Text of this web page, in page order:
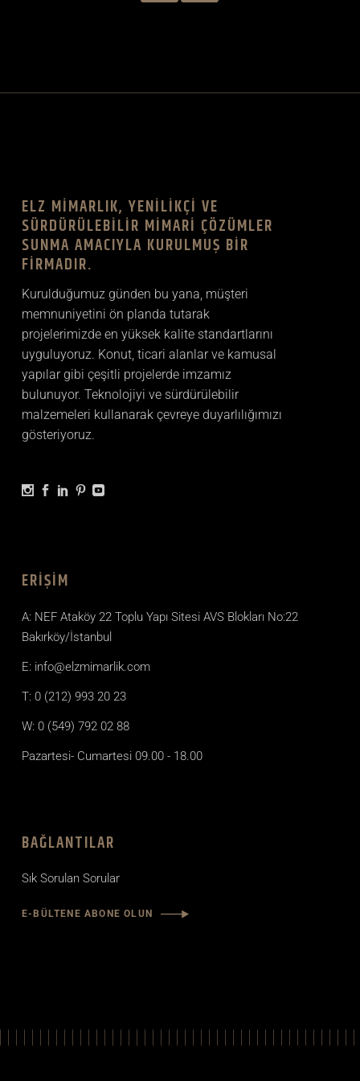
ELZ MIMARLIK, YENILIKÇI VE
SÜRDÜRÜLEBILIR MIMARI ÇÖZÜMLER
SUNMA AMACIYLA KURULMUŞ BIR
FIRMADIR.
Kurulduğumuz günden bu yana, müşteri
memnuniyetini ön planda tutarak
projelerimizde en yüksek kalite standartlarını
uyguluyoruz. Konut, ticari alanlar ve kamusal
yapılar gibi çeşitli projelerde imzamız
bulunuyor. Teknolojiyi ve sürdürülebilir
malzemeleri kullanarak çevreye duyarlılığımızı
gösteriyoruz.
ERIŞIM
A: NEF Ataköy 22 Toplu Yapı Sitesi AVS Blokları No:22
Bakırköy/İstanbul
E: info@elzmimarlik.com
T: 0 (212) 993 20 23
W: 0 (549) 792 02 88
Pazartesi- Cumartesi 09.00 - 18.00
BAĞLANTILAR
Sık Sorulan Sorular
E-BÜLTENE ABONE OLUN